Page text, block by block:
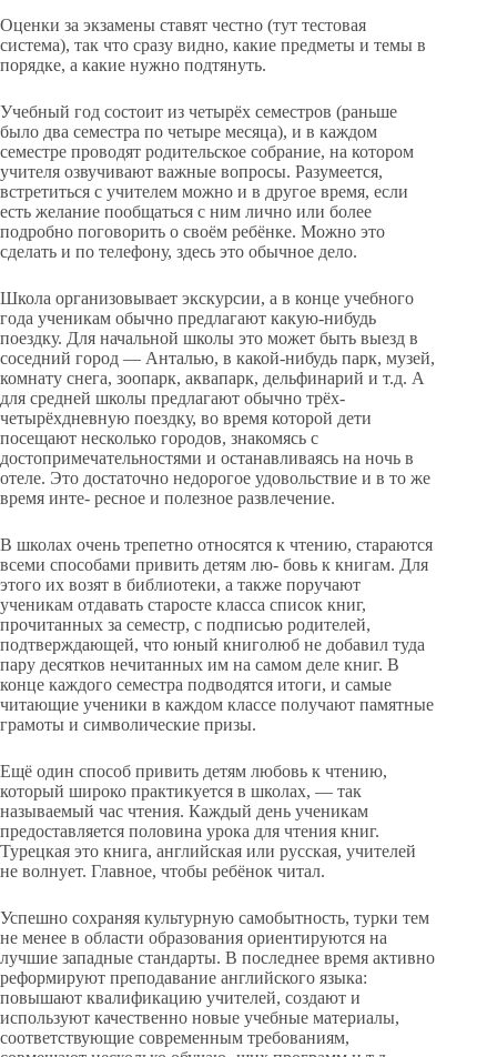
Оценки за экзамены ставят честно (тут тестовая
система), так что сразу видно, какие предметы и темы в
порядке, а какие нужно подтянуть.
Учебный год состоит из четырёх семестров (раньше
было два семестра по четыре месяца), и в каждом
семестре проводят родительское собрание, на котором
учителя озвучивают важные вопросы. Разумеется,
встретиться с учителем можно и в другое время, если
есть желание пообщаться с ним лично или более
подробно поговорить о своём ребёнке. Можно это
сделать и по телефону, здесь это обычное дело.
Школа организовывает экскурсии, а в конце учебного
года ученикам обычно предлагают какую-нибудь
поездку. Для начальной школы это может быть выезд в
соседний город — Анталью, в какой-нибудь парк, музей,
комнату снега, зоопарк, аквапарк, дельфинарий и т.д. А
для средней школы предлагают обычно трёх-
четырёхдневную поездку, во время которой дети
посещают несколько городов, знакомясь с
достопримечательностями и останавливаясь на ночь в
отеле. Это достаточно недорогое удовольствие и в то же
время инте- ресное и полезное развлечение.
В школах очень трепетно относятся к чтению, стараются
всеми способами привить детям лю- бовь к книгам. Для
этого их возят в библиотеки, а также поручают
ученикам отдавать старосте класса список книг,
прочитанных за семестр, с подписью родителей,
подтверждающей, что юный книголюб не добавил туда
пару десятков нечитанных им на самом деле книг. В
конце каждого семестра подводятся итоги, и самые
читающие ученики в каждом классе получают памятные
грамоты и символические призы.
Ещё один способ привить детям любовь к чтению,
который широко практикуется в школах, — так
называемый час чтения. Каждый день ученикам
предоставляется половина урока для чтения книг.
Турецкая это книга, английская или русская, учителей
не волнует. Главное, чтобы ребёнок читал.
Успешно сохраняя культурную самобытность, турки тем
не менее в области образования ориентируются на
лучшие западные стандарты. В последнее время активно
реформируют преподавание английского языка:
повышают квалификацию учителей, создают и
используют качественно новые учебные материалы,
соответствующие современным требованиям,